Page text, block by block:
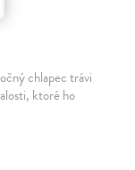
chlapec trávi
ktoré ho